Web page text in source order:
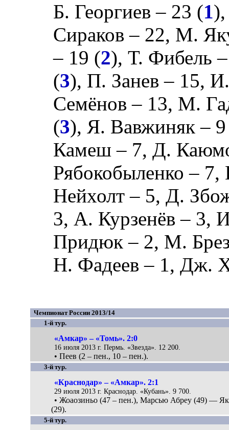
Б. Георгиев – 23 (1
Сираков – 22, М.
– 19 (2),Т. Фибель
(3), П. Занев – 15,
Семёнов – 13, М.
(3), Я. Вавжиняк –
Камеш – 7,Д.
Рябокобыленко – 7,
Нейхолт – 5,Д.
3, А. Курзенёв – 3,
Придюк – 2, М.
Н. Фадеев – 1,Дж.
Чемпионат России 2013/14
1-й тур.
«Амкар» – «Томь». 2:0
16 июля 2013 г. Пермь. «Звезда». 12 200.
• Пеев (2 – пен., 10 – пен.).
3-й тур.
«Краснодар» – «Амкар». 2:1
29 июля 2013 г. Краснодар. «Кубань». 9 700.
• Жоаозиньо (47 – пен.), Марсью Абреу (49) —
(29).
5-й тур.